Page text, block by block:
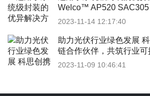
Welco™ AP520 SAC305
2023-11-14 12:17:40
助力光伏行业绿色发展
链合作伙伴，共筑行业可
2023-11-09 10:46:41